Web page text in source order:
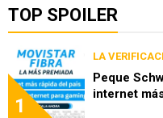
TOP SPOILER
1
LA
Peque
internet